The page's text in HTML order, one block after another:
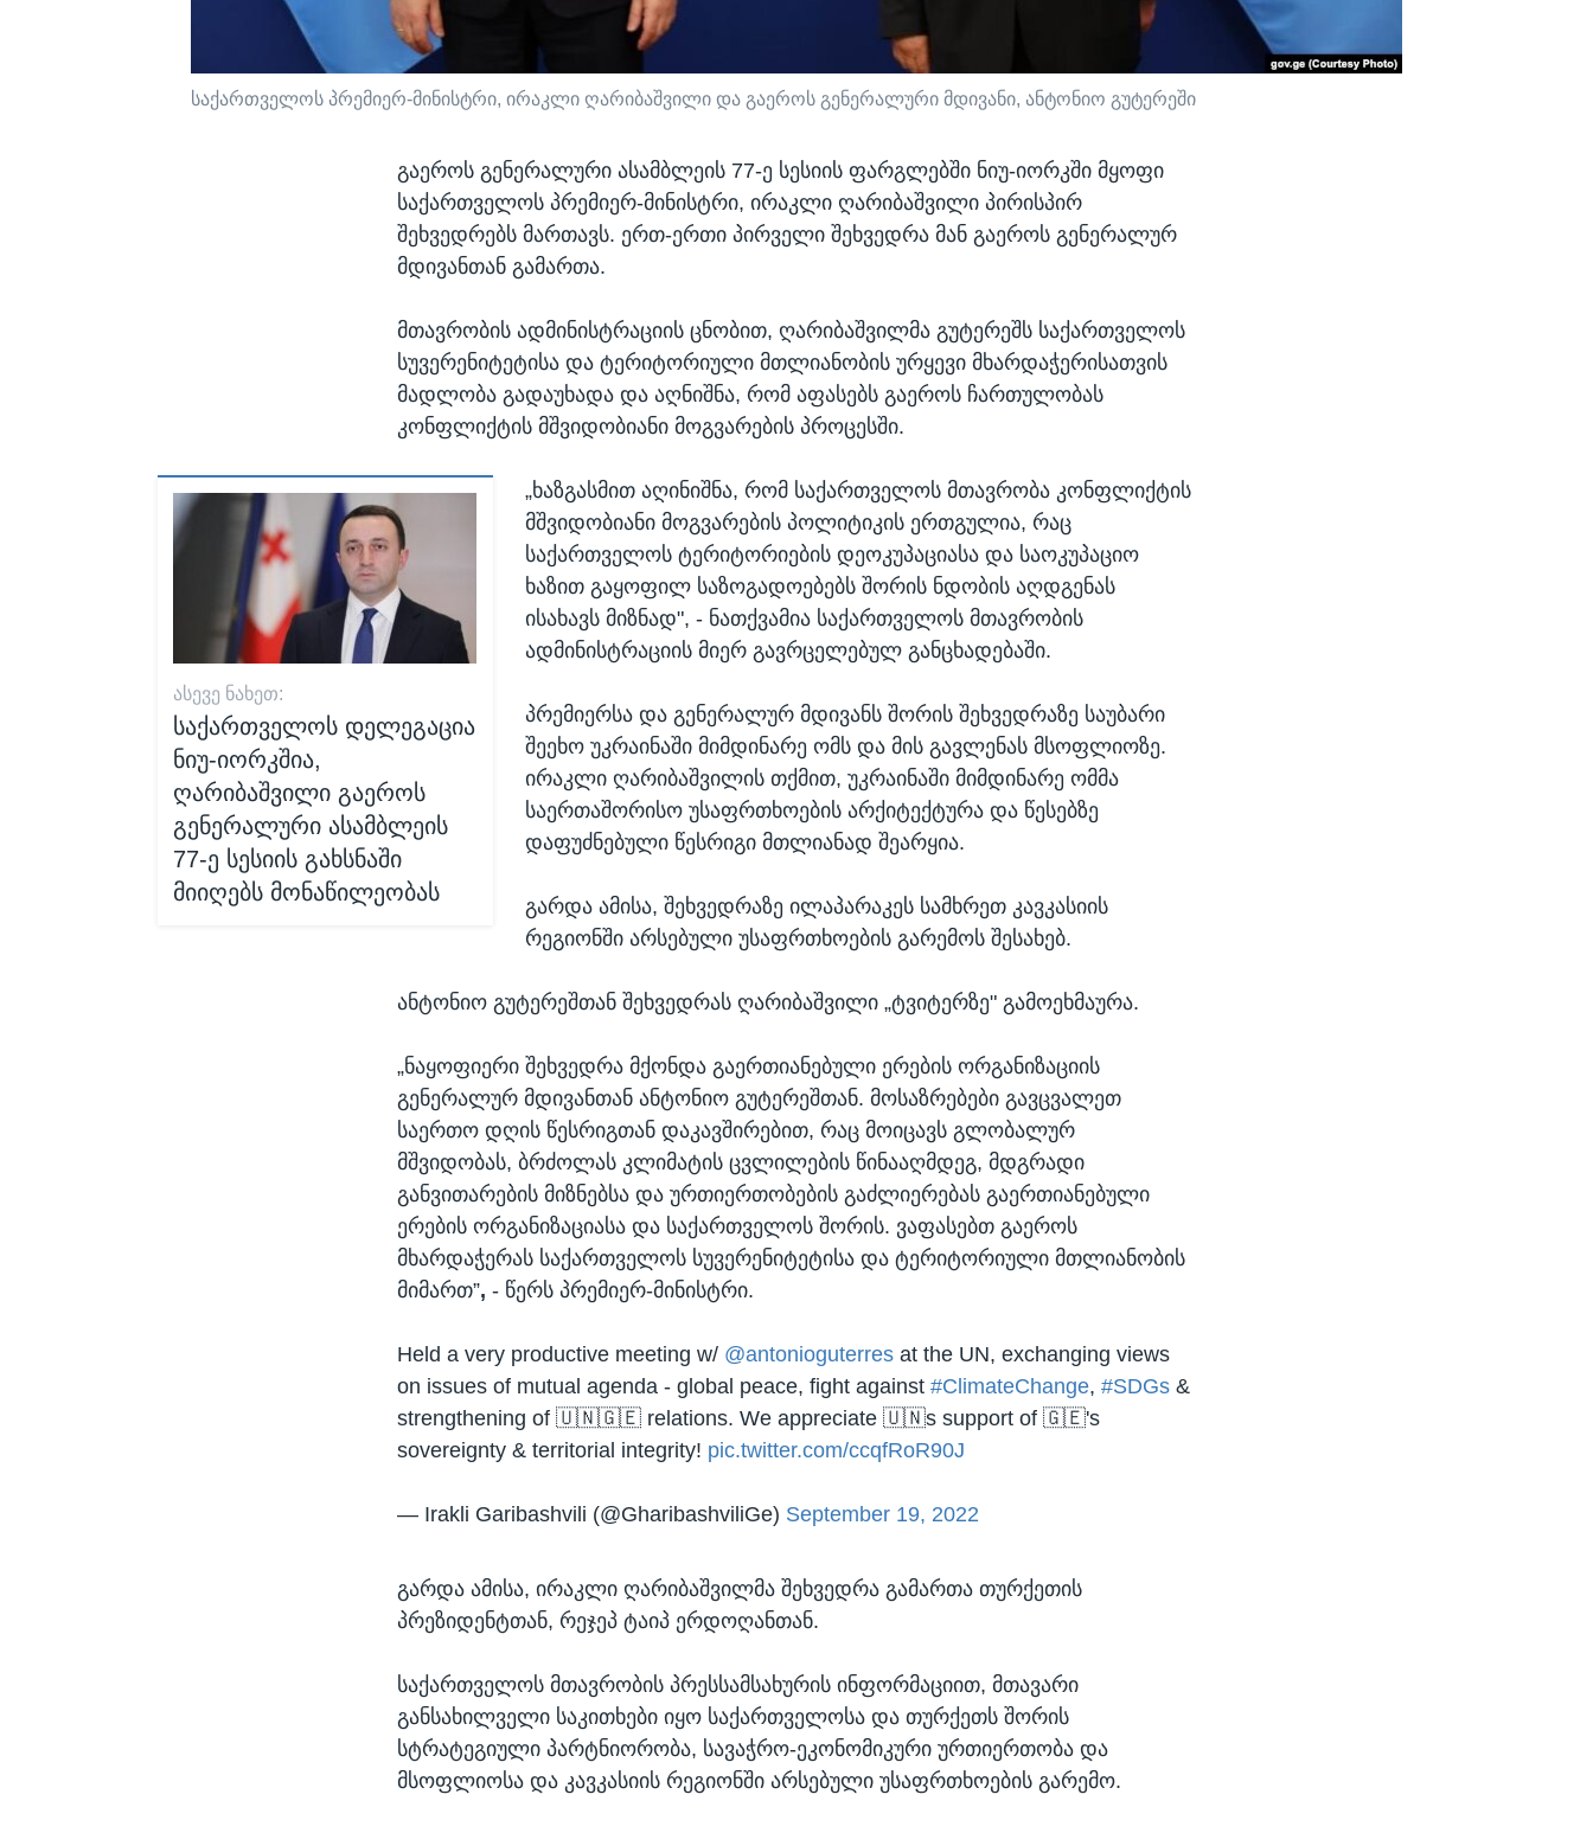
საქართველოს პრემიერ-მინისტრი, ირაკლი ღარიბაშვილი და გაეროს გენერალური მდივანი, ანტონიო გუტერეში
გაეროს გენერალური ასამბლეის 77-ე სესიის ფარგლებში ნიუ-იორკში მყოფი
საქართველოს პრემიერ-მინისტრი, ირაკლი ღარიბაშვილი პირისპირ
შეხვედრებს მართავს. ერთ-ერთი პირველი შეხვედრა მან გაეროს გენერალურ
მდივანთან გამართა.
მთავრობის ადმინისტრაციის ცნობით, ღარიბაშვილმა გუტერეშს საქართველოს
სუვერენიტეტისა და ტერიტორიული მთლიანობის ურყევი მხარდაჭერისათვის
მადლობა გადაუხადა და აღნიშნა, რომ აფასებს გაეროს ჩართულობას
კონფლიქტის მშვიდობიანი მოგვარების პროცესში.
ᲐᲡᲔᲕᲔ ᲜᲐᲮᲔᲗ:
საქართველოს დელეგაცია
ნიუ-იორკშია,
ღარიბაშვილი გაეროს
გენერალური ასამბლეის
77-ე სესიის გახსნაში
მიიღებს მონაწილეობას
„ხაზგასმით აღინიშნა, რომ საქართველოს მთავრობა კონფლიქტის
მშვიდობიანი მოგვარების პოლიტიკის ერთგულია, რაც
საქართველოს ტერიტორიების დეოკუპაციასა და საოკუპაციო
ხაზით გაყოფილ საზოგადოებებს შორის ნდობის აღდგენას
ისახავს მიზნად", - ნათქვამია საქართველოს მთავრობის
ადმინისტრაციის მიერ გავრცელებულ განცხადებაში.
პრემიერსა და გენერალურ მდივანს შორის შეხვედრაზე საუბარი
შეეხო უკრაინაში მიმდინარე ომს და მის გავლენას მსოფლიოზე.
ირაკლი ღარიბაშვილის თქმით, უკრაინაში მიმდინარე ომმა
საერთაშორისო უსაფრთხოების არქიტექტურა და წესებზე
დაფუძნებული წესრიგი მთლიანად შეარყია.
გარდა ამისა, შეხვედრაზე ილაპარაკეს სამხრეთ კავკასიის
რეგიონში არსებული უსაფრთხოების გარემოს შესახებ.
ანტონიო გუტერეშთან შეხვედრას ღარიბაშვილი „ტვიტერზე" გამოეხმაურა.
„ნაყოფიერი შეხვედრა მქონდა გაერთიანებული ერების ორგანიზაციის
გენერალურ მდივანთან ანტონიო გუტერეშთან. მოსაზრებები გავცვალეთ
საერთო დღის წესრიგთან დაკავშირებით, რაც მოიცავს გლობალურ
მშვიდობას, ბრძოლას კლიმატის ცვლილების წინააღმდეგ, მდგრადი
განვითარების მიზნებსა და ურთიერთობების გაძლიერებას გაერთიანებული
ერების ორგანიზაციასა და საქართველოს შორის. ვაფასებთ გაეროს
მხარდაჭერას საქართველოს სუვერენიტეტისა და ტერიტორიული მთლიანობის
მიმართ”, - წერს პრემიერ-მინისტრი.
Held a very productive meeting w/ @antonioguterres at the UN, exchanging views
on issues of mutual agenda - global peace, fight against#ClimateChange,#SDGs &
strengthening of 🇺🇳🇬🇪 relations. We appreciate 🇺🇳s support of 🇬🇪's
sovereignty & territorial integrity! pic.twitter.com/ccqfRoR90J
— Irakli Garibashvili (@GharibashviliGe) September 19, 2022
გარდა ამისა, ირაკლი ღარიბაშვილმა შეხვედრა გამართა თურქეთის
პრეზიდენტთან, რეჯეპ ტაიპ ერდოღანთან.
საქართველოს მთავრობის პრესსამსახურის ინფორმაციით, მთავარი
განსახილველი საკითხები იყო საქართველოსა და თურქეთს შორის
სტრატეგიული პარტნიორობა, სავაჭრო-ეკონომიკური ურთიერთობა და
მსოფლიოსა და კავკასიის რეგიონში არსებული უსაფრთხოების გარემო.